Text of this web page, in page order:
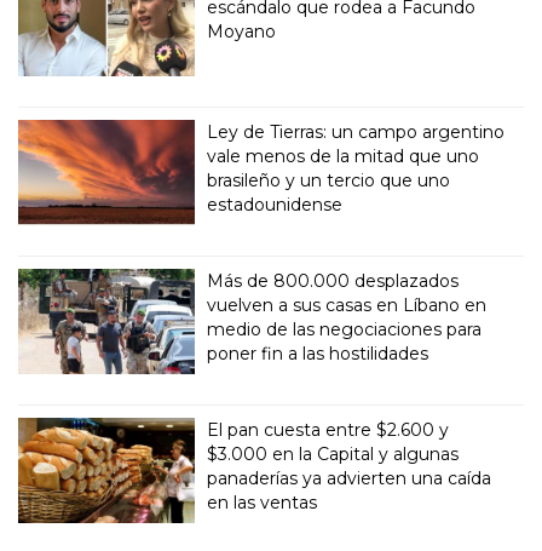
escándalo que rodea a Facundo
Moyano
Ley de Tierras: un campo argentino
vale menos de la mitad que uno
brasileño y un tercio que uno
estadounidense
Más de 800.000 desplazados
vuelven a sus casas en Líbano en
medio de las negociaciones para
poner fin a las hostilidades
El pan cuesta entre $2.600 y
$3.000 en la Capital y algunas
panaderías ya advierten una caída
en las ventas